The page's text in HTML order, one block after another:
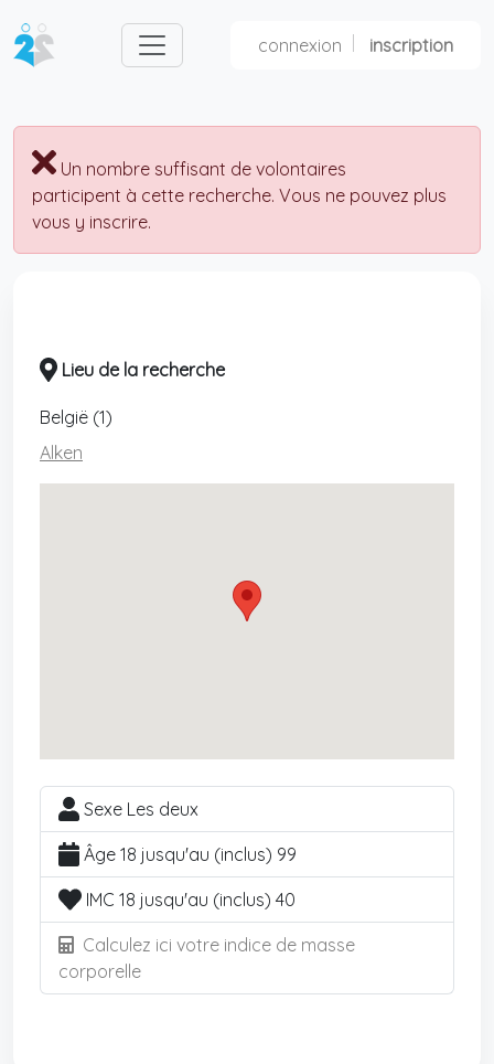
connexion inscription
Un nombre suffisant de volontaires
participent à cette recherche. Vous ne pouvez plus
vous y inscrire.
Lieu de la recherche
België (1)
Alken
Sexe Les deux
Âge 18 jusqu'au (inclus) 99
IMC 18 jusqu'au (inclus) 40
Calculez ici votre indice de masse
corporelle